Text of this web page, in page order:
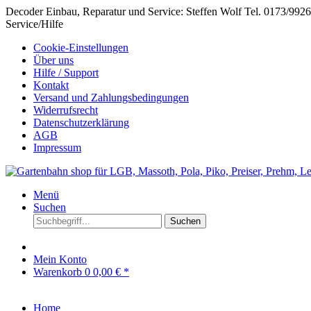
Decoder Einbau, Reparatur und Service: Steffen Wolf Tel. 0173/
Service/Hilfe
Cookie-Einstellungen
Über uns
Hilfe / Support
Kontakt
Versand und Zahlungsbedingungen
Widerrufsrecht
Datenschutzerklärung
AGB
Impressum
Menü
Suchen
Suchen
Mein Konto
Warenkorb 0 0,00 € *
Home